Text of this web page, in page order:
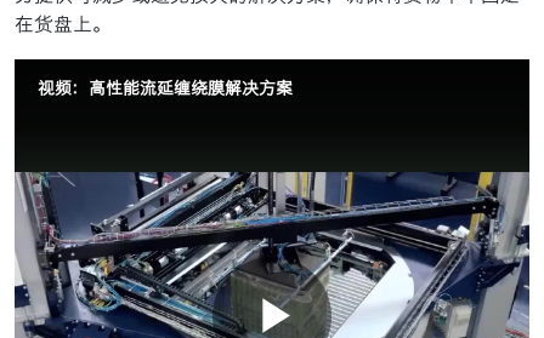
在货盘上。
视频：高性能流延缠绕膜解决方案